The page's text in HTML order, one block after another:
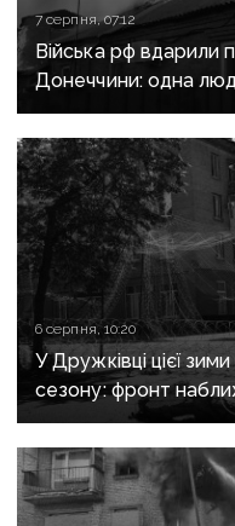
7 серпня, 07:12
Війська рф вдарили
Донеччини: одна
поранені
6 серпня, 10:20
У Дружківці цієї
сезону: фронт
критично